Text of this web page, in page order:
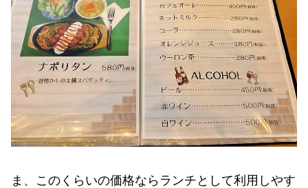
ま、このくらいの価格ならランチとして利用しやす